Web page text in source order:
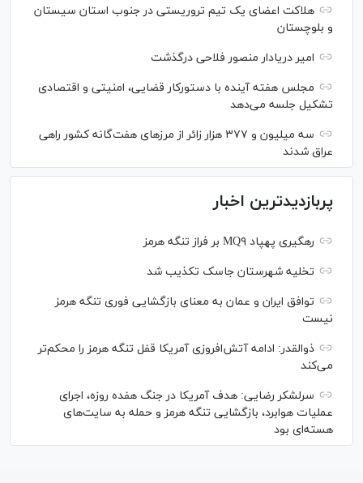
هلاکت اعضای یک تیم تروریستی در جنوب استان سیستان
و بلوچستان
امیر دریادار منصور فلاحی درگذشت
مجلس هفته آینده با دستورکار قضایی، امنیتی و اقتصادی
تشکیل جلسه می‌دهد
سه میلیون و ۳۷۷ هزار زائر از مرز‌های هفت‌گانه کشور راهی
عراق شدند
پربازدیدترین اخبار
رهگیری پهپاد MQ۹ بر فراز تنگه هرمز
تخلیه شهرستان جاسک تکذیب شد
توافق ایران و عمان به معنای بازگشایی فوری تنگه هرمز
نیست
ذوالقدر: ادامه آتش‌افروزی آمریکا قفل تنگه هرمز را محکم‌تر
می‌کند
سرلشکر رضایی: هدف آمریکا در جنگ هفده روزه، اجرای
عملیات هوابرد، بازگشایی تنگه هرمز و حمله به سایت‌های
هسته‌ای بود